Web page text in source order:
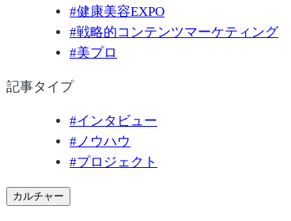
#健康美容EXPO
#戦略的コンテンツマーケティング
#美プロ
記事タイプ
#インタビュー
# ノウハウ
#プロジェクト
カルチャー